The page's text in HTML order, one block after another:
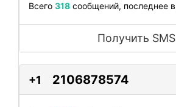
Всего 318 сообщений, последнее в
Получить SMS
+1 2106878574